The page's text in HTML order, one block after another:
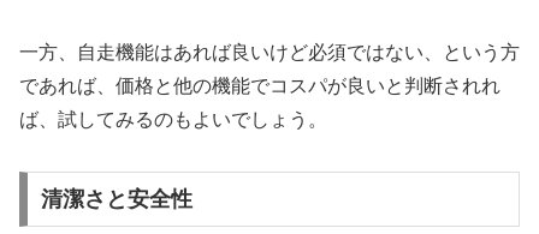
一方、自走機能はあれば良いけど必須ではない、という方
であれば、価格と他の機能でコスパが良いと判断されれ
ば、試してみるのもよいでしょう。
清潔さと安全性